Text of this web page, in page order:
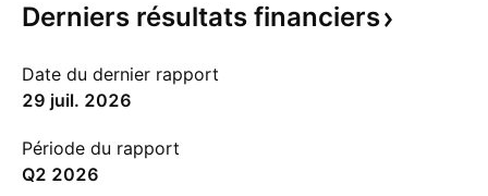
Derniers résultats financiers
Date du dernier rapport
29 juil. 2026
Période du rapport
Q2 2026